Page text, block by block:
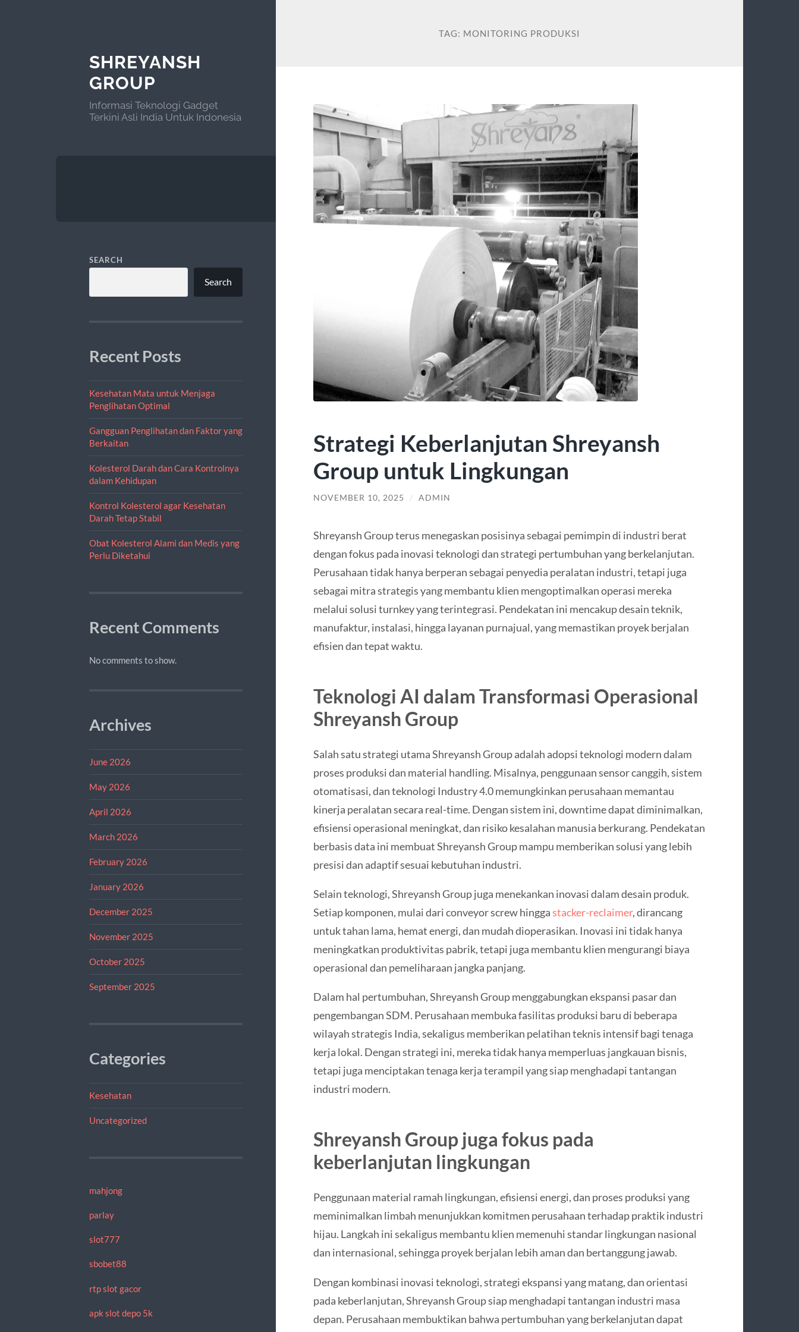
SHREYANSH
GROUP
Informasi Teknologi Gadget
Terkini Asli India Untuk Indonesia
SEARCH
Search
Recent Posts
Kesehatan Mata untuk Menjaga
Penglihatan Optimal
Gangguan Penglihatan dan Faktor yang
Berkaitan
Kolesterol Darah dan Cara Kontrolnya
dalam Kehidupan
Kontrol Kolesterol agar Kesehatan
Darah Tetap Stabil
Obat Kolesterol Alami dan Medis yang
Perlu Diketahui
Recent Comments
No comments to show.
Archives
June 2026
May 2026
April 2026
March 2026
February 2026
January 2026
December 2025
November 2025
October 2025
September 2025
Categories
Kesehatan
Uncategorized
mahjong
parlay
slot777
sbobet88
rtp slot gacor
apk slot depo 5k
TAG: MONITORING PRODUKSI
Strategi Keberlanjutan Shreyansh
Group untuk Lingkungan
NOVEMBER 10, 2025 / ADMIN
Shreyansh Group terus menegaskan posisinya sebagai pemimpin di industri berat
dengan fokus pada inovasi teknologi dan strategi pertumbuhan yang berkelanjutan.
Perusahaan tidak hanya berperan sebagai penyedia peralatan industri, tetapi juga
sebagai mitra strategis yang membantu klien mengoptimalkan operasi mereka
melalui solusi turnkey yang terintegrasi. Pendekatan ini mencakup desain teknik,
manufaktur, instalasi, hingga layanan purnajual, yang memastikan proyek berjalan
efisien dan tepat waktu.
Teknologi AI dalam Transformasi Operasional
Shreyansh Group
Salah satu strategi utama Shreyansh Group adalah adopsi teknologi modern dalam
proses produksi dan material handling. Misalnya, penggunaan sensor canggih, sistem
otomatisasi, dan teknologi Industry 4.0 memungkinkan perusahaan memantau
kinerja peralatan secara real-time. Dengan sistem ini, downtime dapat diminimalkan,
efisiensi operasional meningkat, dan risiko kesalahan manusia berkurang. Pendekatan
berbasis data ini membuat Shreyansh Group mampu memberikan solusi yang lebih
presisi dan adaptif sesuai kebutuhan industri.
Selain teknologi, Shreyansh Group juga menekankan inovasi dalam desain produk.
Setiap komponen, mulai dari conveyor screw hinggastacker-reclaimer, dirancang
untuk tahan lama, hemat energi, dan mudah dioperasikan. Inovasi ini tidak hanya
meningkatkan produktivitas pabrik, tetapi juga membantu klien mengurangi biaya
operasional dan pemeliharaan jangka panjang.
Dalam hal pertumbuhan, Shreyansh Group menggabungkan ekspansi pasar dan
pengembangan SDM. Perusahaan membuka fasilitas produksi baru di beberapa
wilayah strategis India, sekaligus memberikan pelatihan teknis intensif bagi tenaga
kerja lokal. Dengan strategi ini, mereka tidak hanya memperluas jangkauan bisnis,
tetapi juga menciptakan tenaga kerja terampil yang siap menghadapi tantangan
industri modern.
Shreyansh Group juga fokus pada
keberlanjutan lingkungan
Penggunaan material ramah lingkungan, efisiensi energi, dan proses produksi yang
meminimalkan limbah menunjukkan komitmen perusahaan terhadap praktik industri
hijau. Langkah ini sekaligus membantu klien memenuhi standar lingkungan nasional
dan internasional, sehingga proyek berjalan lebih aman dan bertanggung jawab.
Dengan kombinasi inovasi teknologi, strategi ekspansi yang matang, dan orientasi
pada keberlanjutan, Shreyansh Group siap menghadapi tantangan industri masa
depan. Perusahaan membuktikan bahwa pertumbuhan yang berkelanjutan dapat